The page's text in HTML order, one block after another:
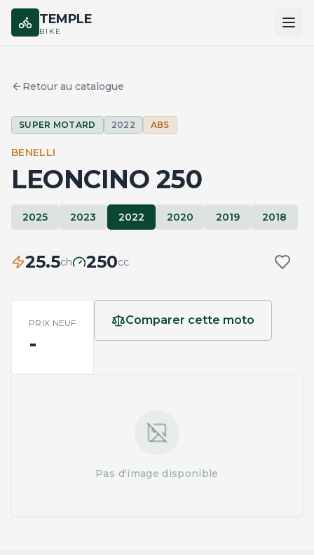
TEMPLE
BIKE
MARQUES
COMPARER
Retour au catalogue
SUPER MOTARD 2022 ABS
BENELLI
LEONCINO 250
2025 2023 2022 2020 2019 2018
25.5ch 250cc
PRIX NEUF
-
Comparer cette moto
Pas d'image disponible